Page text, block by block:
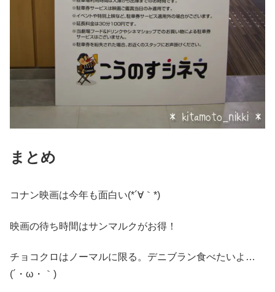
まとめ
コナン映画は今年も面白い(*´∀｀*)
映画の待ち時間はサンマルクがお得！
チョコクロはノーマルに限る。デニブラン食べたいよ…
(´・ω・｀)